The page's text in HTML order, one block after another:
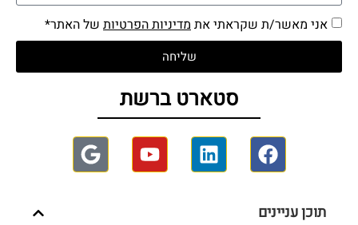
אני מאשר/ת שקראתי את מדיניות הפרטיות של האתר*
שליחה
סטארט ברשת
תוכן עניינים